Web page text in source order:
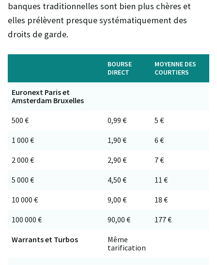
banques traditionnelles sont bien plus chères et
elles prélèvent presque systématiquement des
droits de garde.
BOURSE
DIRECT
MOYENNE DES
COURTIERS
Euronext Paris et
Amsterdam Bruxelles
500 € 0,99 € 5 €
1 000 € 1,90 € 6 €
2 000 € 2,90 € 7 €
5 000 € 4,50 € 11 €
10 000 € 9,00 € 18 €
100 000 € 90,00 € 177 €
Warrants et Turbos
Même
tarification